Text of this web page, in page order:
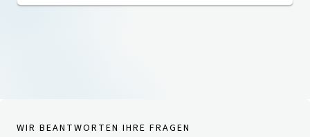
WIR BEANTWORTEN IHRE FRAGEN